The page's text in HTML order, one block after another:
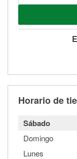
Horario de
Sábado
Domingo
Lunes